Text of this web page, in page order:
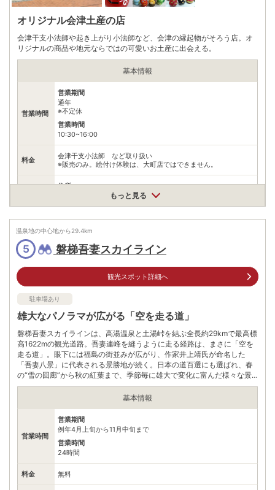
オリジナル会津土産の店
会津干支小法師や起き上がり小法師など、会津の縁起物がそろう店。オ
リジナルの商品や地元ならではの可愛いお土産に出会える。
基本情報
営業時間
営業期間
通年
※不定休
営業時間
10:30~16:00
料金
会津干支小法師 など取り扱い
※販売のみ。絵付け体験は、大町店ではできません。
住所
福島県会津若松市大町1丁目1-57
野口英世青春通り。七日町駅から徒歩約15分。
駐車場
情報なし
※徒歩約7~8分の場所に観光客専用無料駐車場あり。 （観光客専
月は閉鎖。） 一番近い駐車場は有料ですが、お店の向かい側に
電話番号 0242286651
※ 掲載情報は変更になる場合があります。最新の内容はご利用前にご自身でお
問合せください。
※ 料金情報は税込・税抜表記が混ざっております。正しい金額はご利用前にご
自身でお問合せください。
もっと見る
温泉地の中心地から29.4km
5 磐梯吾妻スカイライン
観光スポット詳細へ
駐車場あり
雄大なパノラマが広がる「空を走る道」
磐梯吾妻スカイラインは、高湯温泉と土湯峠を結ぶ全長約29kmで最高標
高1622mの観光道路。吾妻連峰を縫うように走る経路は、まさに「空を
走る道」。眼下には福島の街並みが広がり、作家井上靖氏が命名した
「吾妻八景」に代表される景勝地が続く。日本の道百選にも選ばれ、春
の“雪の回廊”から秋の紅葉まで、季節毎に雄大で変化に富んだ様々な景
色を展開する。
基本情報
営業時間
営業期間
例年4月上旬から11月中旬まで
営業時間
24時間
料金 無料